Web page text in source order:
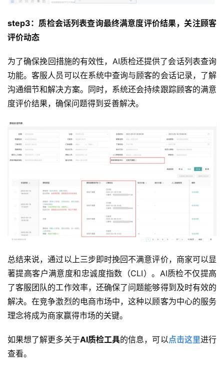
step3：质检会话列表查询最终满意度评价结果，关注顾客
评价动态
为了确保挽回措施的有效性，AI质检还提供了会话列表查询
功能。客服人员可以在系统中查询与顾客的会话记录，了解
沟通细节和解决方案。同时，系统还会持续跟踪顾客的满意
度评价结果，确保问题得到妥善解决。
总结来说，通过以上三步即时挽回不满意评价，商家可以显
著提高客户满意度和忠诚度指数（CLI）。AI质检不仅提高
了客服团队的工作效率，还确保了问题能够得到及时有效的
解决。在竞争激烈的电商市场中，这种以顾客为中心的服务
理念将成为商家赢得市场的关键。
如果想了解更多关于AI质检工具的信息，可以点击这里进行
查看。